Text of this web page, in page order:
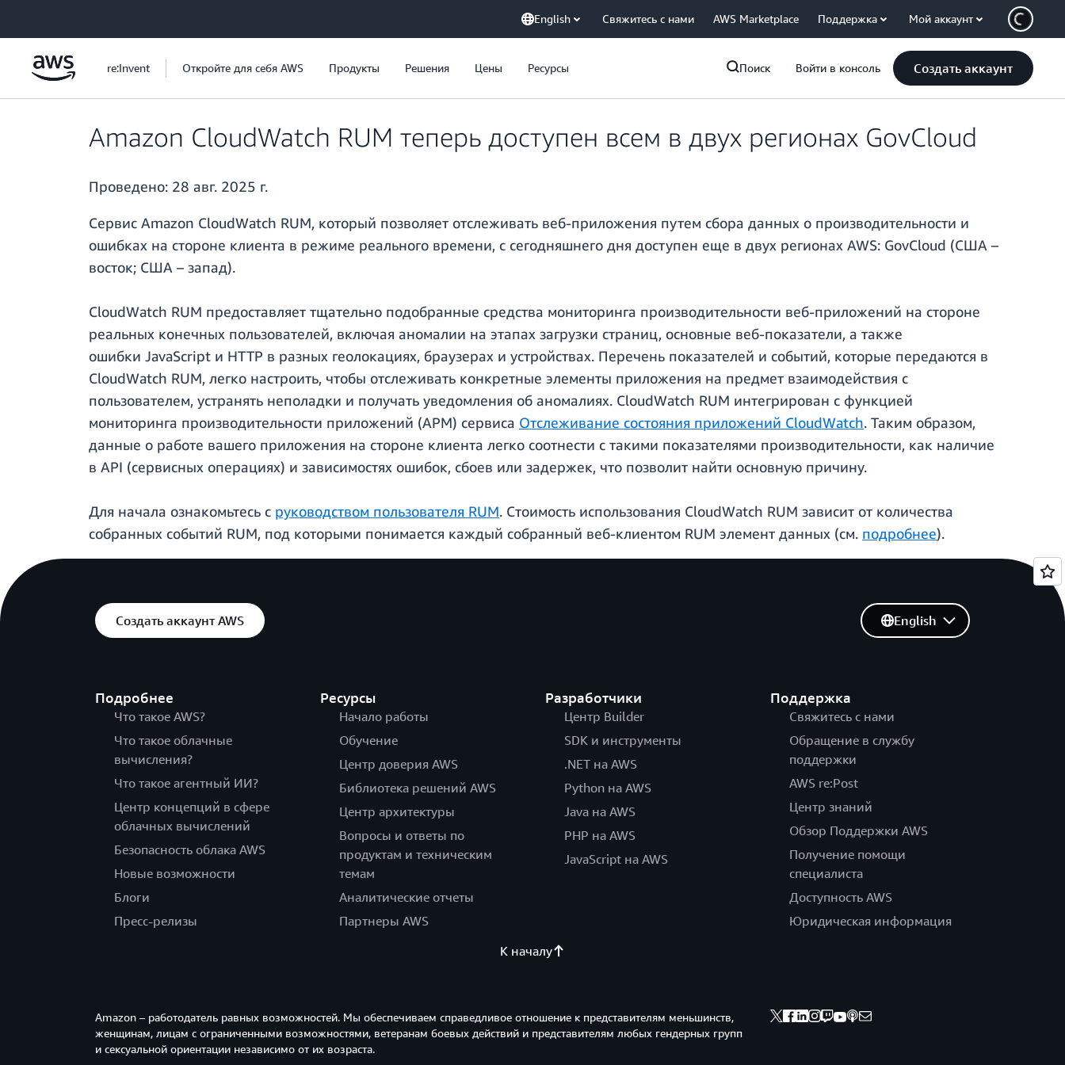
English Свяжитесь с нами AWS Marketplace Поддержка Мой аккаунт
re:Invent Откройте для себя AWS Продукты Решения Цены Ресурсы Поиск Войти в консоль Создать аккаунт
Amazon CloudWatch RUM теперь доступен всем в двух регионах GovCloud
Проведено: 28 авг. 2025 г.
Сервис Amazon CloudWatch RUM, который позволяет отслеживать веб-приложения путем сбора данных о производительности и
ошибках на стороне клиента в режиме реального времени, с сегодняшнего дня доступен еще в двух регионах AWS: GovCloud (США –
восток; США – запад).
CloudWatch RUM предоставляет тщательно подобранные средства мониторинга производительности веб-приложений на стороне
реальных конечных пользователей, включая аномалии на этапах загрузки страниц, основные веб-показатели, а также
ошибки JavaScript и HTTP в разных геолокациях, браузерах и устройствах. Перечень показателей и событий, которые передаются в
CloudWatch RUM, легко настроить, чтобы отслеживать конкретные элементы приложения на предмет взаимодействия с
пользователем, устранять неполадки и получать уведомления об аномалиях. CloudWatch RUM интегрирован с функцией
мониторинга производительности приложений (APM) сервиса Отслеживание состояния приложений CloudWatch. Таким образом,
данные о работе вашего приложения на стороне клиента легко соотнести с такими показателями производительности, как наличие
в API (сервисных операциях) и зависимостях ошибок, сбоев или задержек, что позволит найти основную причину.
Для начала ознакомьтесь с руководством пользователя RUM. Стоимость использования CloudWatch RUM зависит от количества
собранных событий RUM, под которыми понимается каждый собранный веб-клиентом RUM элемент данных (см. подробнее).
Создать аккаунт AWS
Подробнее
Что такое AWS?
Что такое облачные
вычисления?
Что такое агентный ИИ?
Центр концепций в сфере
облачных вычислений
Безопасность облака AWS
Новые возможности
Блоги
Пресс-релизы
Ресурсы
Начало работы
Обучение
Центр доверия AWS
Библиотека решений AWS
Центр архитектуры
Вопросы и ответы по
продуктам и техническим
темам
Аналитические отчеты
Партнеры AWS
Разработчики
Центр Builder
SDK и инструменты
.NET на AWS
Python на AWS
Java на AWS
PHP на AWS
JavaScript на AWS
Поддержка
Свяжитесь с нами
Обращение в службу
поддержки
AWS re:Post
Центр знаний
Обзор Поддержки AWS
Получение помощи
специалиста
Доступность AWS
Юридическая информация
English
К началу
Amazon – работодатель равных возможностей. Мы обеспечиваем справедливое отношение к представителям меньшинств,
женщинам, лицам с ограниченными возможностями, ветеранам боевых действий и представителям любых гендерных групп
и сексуальной ориентации независимо от их возраста.